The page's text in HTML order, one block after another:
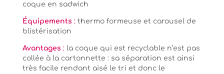
coque en sadwich
Équipements :thermo formeuse et carousel de
blistérisation
Avantages :la coque qui est recyclable n’est pas
collée à la cartonnette : sa séparation est ainsi
très facile rendant aisé le tri et donc le